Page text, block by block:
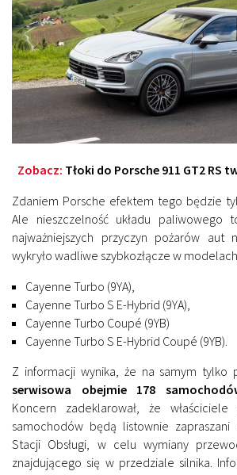
Zobacz: Tłoki do Porsche 911 GT2 RS
Zdaniem Porsche efektem tego będzie
Ale nieszczelność układu paliwowego
najważniejszych przyczyn pożarów aut
wykryło wadliwe szybkozłącze w
Cayenne Turbo (9YA),
Cayenne Turbo S E-Hybrid (9YA),
Cayenne Turbo Coupé (9YB)
Cayenne Turbo S E-Hybrid Coupé (9YB).
Z informacji wynika, że na samym tylko
serwisowa obejmie 178
Koncern zadeklarował, że
samochodów będą listownie zapraszani
Stacji Obsługi, w celu wymiany
znajdującego się w przedziale silnika.